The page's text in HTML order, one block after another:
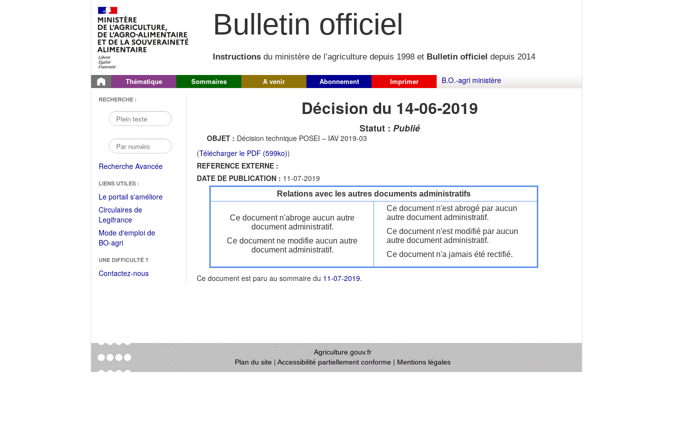
Bulletin officiel
Instructions du ministère de l’agriculture depuis 1998 et Bulletin officiel depuis 2014
Thématique Sommaires A venir Abonnement Imprimer B.O.-agri ministère
RECHERCHE :
Recherche Avancée
LIENS UTILES :
Le portail s'améliore(Fichier
Circulaires de
Legifrance(Ouvrir
dans
une
fenêtre)
Mode d'emploi de
BO-agri(Ouvrir
une
nouvelle
UNE DIFFICULTÉ ?
Contactez-nous
Décision du 14-06-2019
Statut : Publié
OBJET : Décision technique POSEI – IAV 2019-03
(Télécharger le PDF (599ko))
REFERENCE EXTERNE :
DATE DE PUBLICATION : 11-07-2019
Relations avec les autres documents administratifs
Ce document n'abroge aucun autre
document administratif.
Ce document ne modifie aucun autre
document administratif.
Ce document n'est abrogé par aucun
autre document administratif.
Ce document n'est modifié par aucun
autre document administratif.
Ce document n'a jamais été rectifié.
Ce document est paru au sommaire du 11-07-2019.
Agriculture.gouv.fr
Plan du site|Accessibilité partiellement conforme|Mentions légales